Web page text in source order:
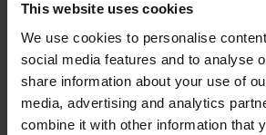
This website uses cookies
We use cookies to personalise
social media features and to analyse
share information about your use of
media, advertising and analytics
combine it with other information that
171 North End Rd, London W14 9AE, UK
Devonshire Arms